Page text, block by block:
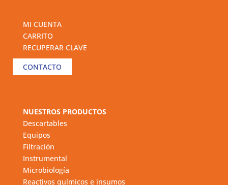
MI CUENTA
CARRITO
RECUPERAR CLAVE
CONTACTO
NUESTROS PRODUCTOS
Descartables
Equipos
Filtración
Instrumental
Microbiología
Reactivos químicos e insumos